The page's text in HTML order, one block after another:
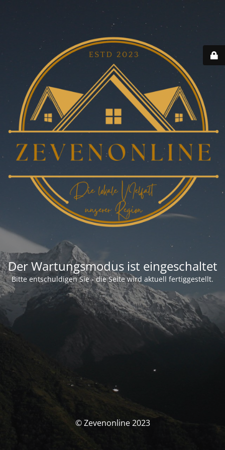
Der Wartungsmodus ist eingeschaltet
Bitte entschuldigen Sie - die Seite wird aktuell fertiggestellt.
© Zevenonline 2023